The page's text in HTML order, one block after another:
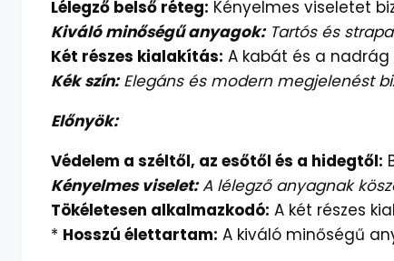
Lélegző belső réteg: Kényelmes viseletet
Kiváló minőségű anyagok:Tartós és
Két részes kialakítás: A kabát és a
Kék szín:Elegáns és modern megjelenést
Előnyök:
Védelem a széltől, az esőtől és a hidegtől:
Kényelmes viselet:A lélegző anyagnak
Tökéletesen alkalmazkodó: A két részes
* Hosszú élettartam: A kiváló minőségű